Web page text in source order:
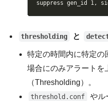
suppress gen_id 1,
thresholding と
特定の時間内に特定の
場合にのみアラートを
（Thresholding）。
threshold.conf
やル